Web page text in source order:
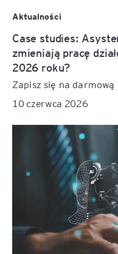
Aktualności
Case studies:
zmieniają pracę
2026 roku?
Zapisz się na
10 czerwca 2026